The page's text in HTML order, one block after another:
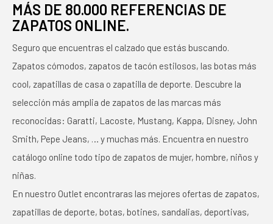
MÁS DE 80.000 REFERENCIAS DE
ZAPATOS ONLINE.
Seguro que encuentras el calzado que estás buscando.
Zapatos cómodos, zapatos de tacón estilosos, las botas más
cool, zapatillas de casa o zapatilla de deporte. Descubre la
selección más amplia de zapatos de las marcas más
reconocidas: Garatti, Lacoste, Mustang, Kappa, Disney, John
Smith, Pepe Jeans, … y muchas más. Encuentra en nuestro
catálogo online todo tipo de zapatos de mujer, hombre, niños y
niñas.
En nuestro Outlet encontraras las mejores ofertas de zapatos,
zapatillas de deporte, botas, botines, sandalias, deportivas,